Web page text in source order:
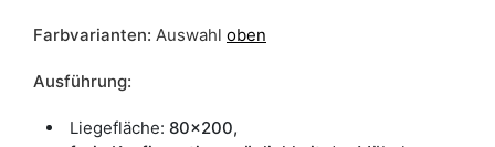
Farbvarianten: Auswahl oben
Ausführung:
Liegefläche: 80x200,